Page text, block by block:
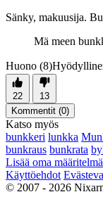
Sänky, makuusija.
Mä meen
Huono (8)
22
13
Kommentit (0)
Katso myös
bunkkeri lunkka
bunkraus bunkrata
Lisää oma määritelmä
Käyttöehdot
© 2007 - 2026